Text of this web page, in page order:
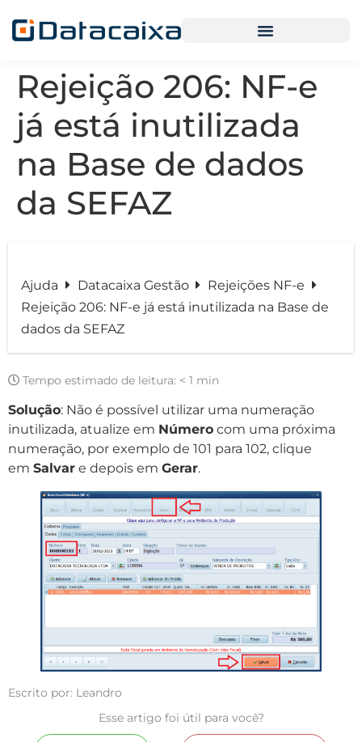
Rejeição 206: NF-e
já está inutilizada
na Base de dados
da SEFAZ
Ajuda Datacaixa Gestão
Rejeições NF-e
Rejeição 206: NF-e já está inutilizada na Base de
dados da SEFAZ
Tempo estimado de leitura: < 1 min
Solução: Não é possível utilizar uma numeração
inutilizada, atualize em Número com uma próxima
numeração, por exemplo de 101 para 102, clique
em Salvar e depois em Gerar.
Escrito por: Leandro
Esse artigo foi útil para você?